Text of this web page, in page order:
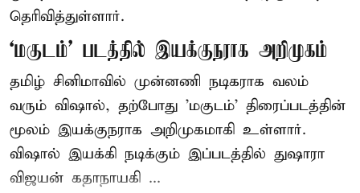
தெரிவித்துள்ளார்.
‘மகுடம்’ படத்தில் இயக்குநராக அறிமுகம்
தமிழ் சினிமாவில் முன்னணி நடிகராக வலம்
வரும் விஷால், தற்போது 'மகுடம்' திரைப்படத்தின்
மூலம் இயக்குநராக அறிமுகமாகி உள்ளார்.
விஷால் இயக்கி நடிக்கும் இப்படத்தில் துஷாரா
விஜயன் கதாநாயகி ...